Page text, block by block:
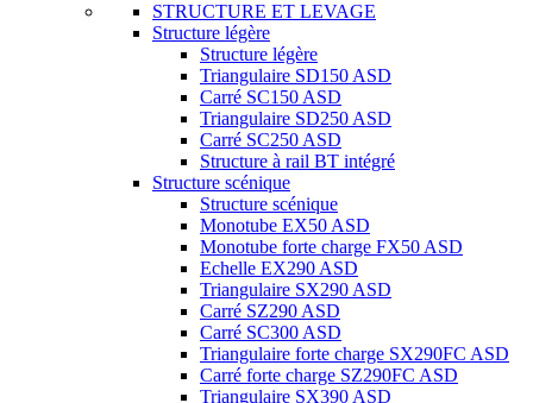
STRUCTURE ET LEVAGE
Structure légère
Structure légère
Triangulaire SD150 ASD
Carré SC150 ASD
Triangulaire SD250 ASD
Carré SC250 ASD
Structure à rail BT intégré
Structure scénique
Structure scénique
Monotube EX50 ASD
Monotube forte charge FX50 ASD
Echelle EX290 ASD
Triangulaire SX290 ASD
Carré SZ290 ASD
Carré SC300 ASD
Triangulaire forte charge SX290FC ASD
Carré forte charge SZ290FC ASD
Triangulaire SX390 ASD